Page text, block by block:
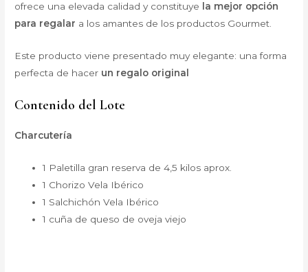
ofrece una elevada calidad y constituye
la mejor opción
para regalar a los amantes de los productos Gourmet.
Este producto viene presentado muy elegante: una forma
perfecta de hacer un regalo original
Contenido del Lote
Charcutería
1 Paletilla gran reserva de 4,5 kilos aprox.
1 Chorizo Vela Ibérico
1 Salchichón Vela Ibérico
1 cuña de queso de oveja viejo